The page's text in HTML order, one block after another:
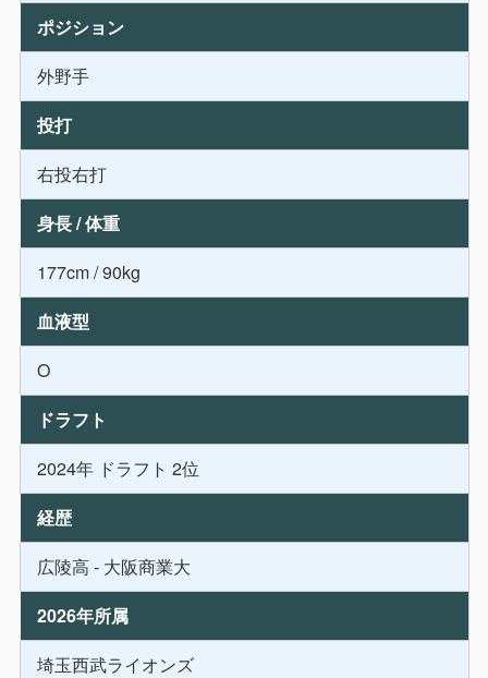
ポジション
外野手
投打
右投右打
身長 / 体重
177cm / 90kg
血液型
O
ドラフト
2024年 ドラフト 2位
経歴
広陵高 - 大阪商業大
2026年所属
埼玉西武ライオンズ